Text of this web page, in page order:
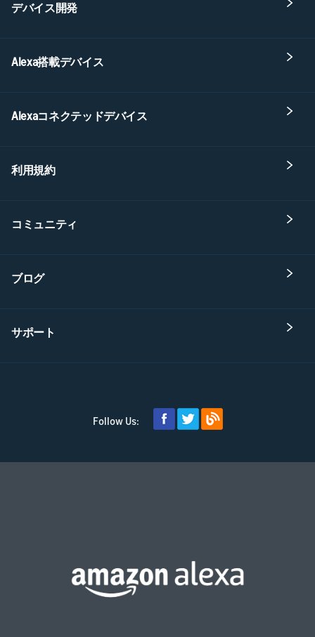
デバイス開発
Alexa搭載デバイス
Alexaコネクテッドデバイス
利用規約
コミュニティ
ブログ
サポート
Follow Us: